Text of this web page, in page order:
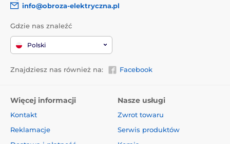
info@obroza-elektryczna.pl
Gdzie nas znaleźć
Polski
Znajdziesz nas również na: Facebook
Więcej informacji
Kontakt
Reklamacje
Nasze usługi
Zwrot towaru
Serwis produktów